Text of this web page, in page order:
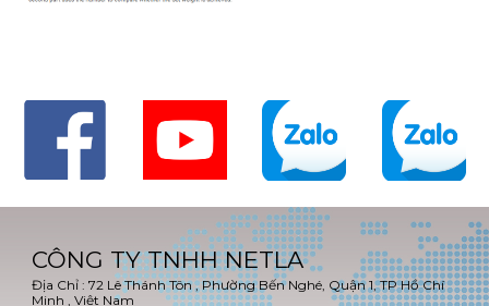
CÔNG TY TNHH NETLA
Địa Chỉ : 72 Lê Thánh Tôn , Phường Bến Nghé, Quận 1, TP Hồ Chí
Minh , Việt Nam